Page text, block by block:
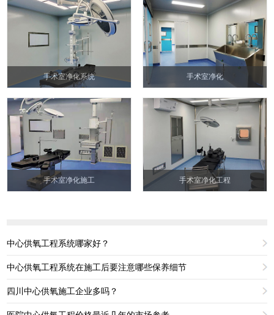
手术室净化系统 手术室净化
手术室净化施工 手术室净化工程
中心供氧工程系统哪家好？
中心供氧工程系统在施工后要注意哪些保养细节
四川中心供氧施工企业多吗？